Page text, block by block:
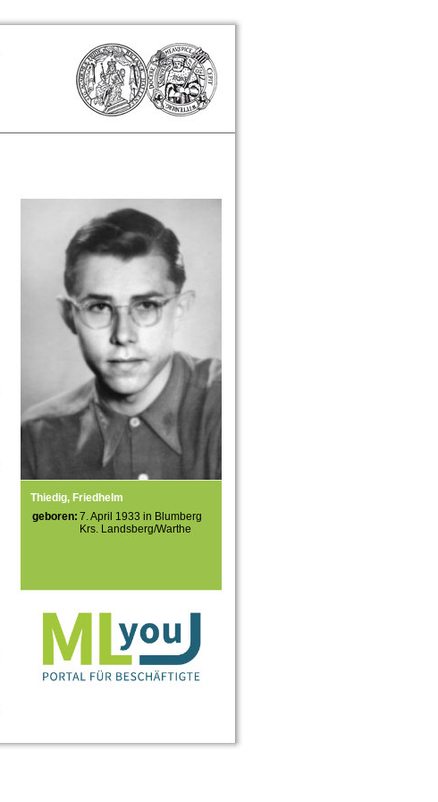
Thiedig, Friedhelm
geboren: 7. April 1933 in Blumberg
Krs. Landsberg/Warthe